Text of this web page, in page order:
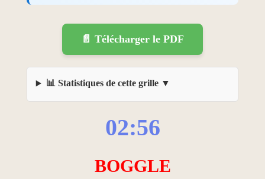
📄 Télécharger le PDF
📊 Statistiques de cette grille
02:56
BOGGLE